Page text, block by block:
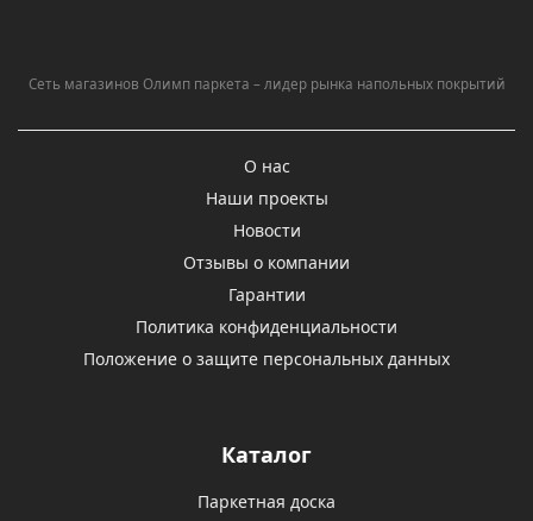
Сеть магазинов Олимп паркета – лидер рынка напольных покрытий
О нас
Наши проекты
Новости
Отзывы о компании
Гарантии
Политика конфиденциальности
Положение о защите персональных данных
Каталог
Паркетная доска